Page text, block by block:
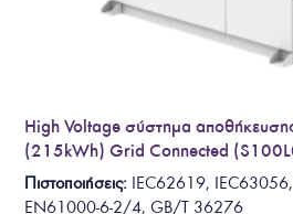
High Voltage σύστημα
(215kWh) Grid Connected
Πιστοποιήσεις: IEC62619,
EN61000-6-2/4, GB/T 36276